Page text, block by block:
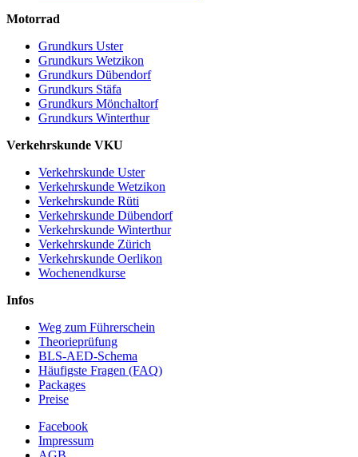
Motorrad
Grundkurs Uster
Grundkurs Wetzikon
Grundkurs Dübendorf
Grundkurs Stäfa
Grundkurs Mönchaltorf
Grundkurs Winterthur
Verkehrskunde VKU
Verkehrskunde Uster
Verkehrskunde Wetzikon
Verkehrskunde Rüti
Verkehrskunde Dübendorf
Verkehrskunde Winterthur
Verkehrskunde Zürich
Verkehrskunde Oerlikon
Wochenendkurse
Infos
Weg zum Führerschein
Theorieprüfung
BLS-AED-Schema
Häufigste Fragen (FAQ)
Packages
Preise
Facebook
Impressum